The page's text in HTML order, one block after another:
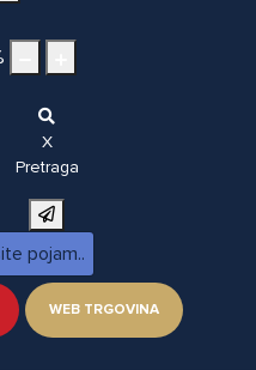
X
Pretraga
WEB TRGOVINA